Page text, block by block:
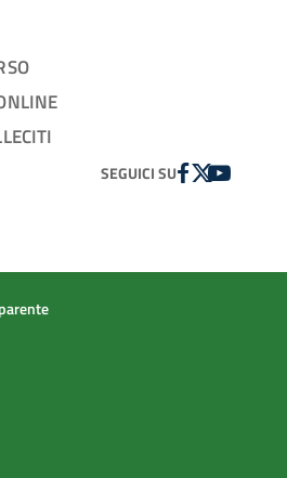
SEGUICI SUFACEBOOK
TWITTER
YOUTUBE